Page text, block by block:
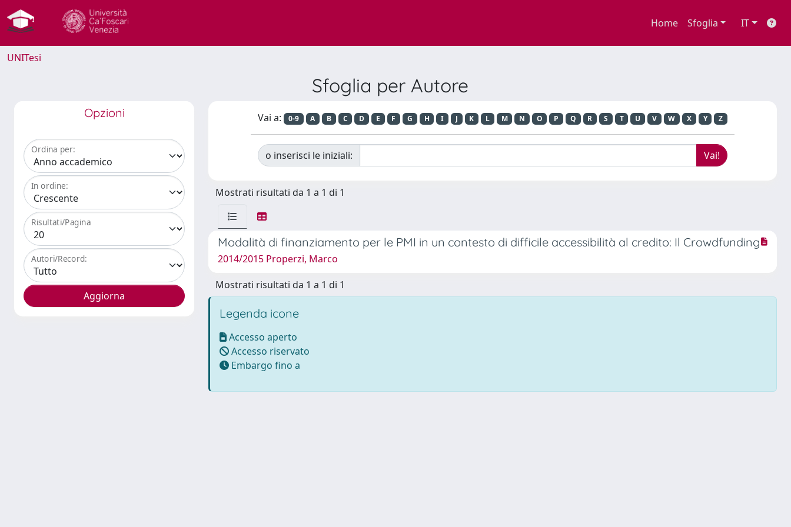
Home Sfoglia IT
UNITesi
Sfoglia per Autore
Opzioni
Ordina per:
In ordine:
Risultati/Pagina
Autori/Record:
Vai a: 0-9 A B C D E F G H I J K L M N O P Q R S T U V W X Y Z
o inserisci le iniziali:
Mostrati risultati da 1 a 1 di 1
Modalità di finanziamento per le PMI in un contesto di difficile accessibilità al credito: Il Crowdfunding
2014/2015 Properzi, Marco
Mostrati risultati da 1 a 1 di 1
Legenda icone
Accesso aperto
Accesso riservato
Embargo fino a